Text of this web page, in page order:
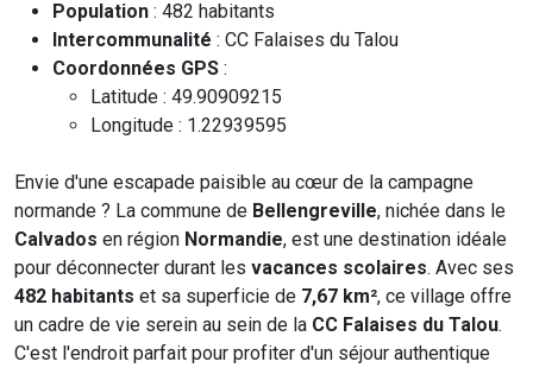
Population : 482 habitants
Intercommunalité : CC Falaises du Talou
Coordonnées GPS :
Latitude : 49.90909215
Longitude : 1.22939595
Envie d'une escapade paisible au cœur de la campagne
normande ? La commune de Bellengreville, nichée dans le
Calvados en région Normandie, est une destination idéale
pour déconnecter durant les vacances scolaires. Avec ses
482 habitants et sa superficie de 7,67 km², ce village offre
un cadre de vie serein au sein de la CC Falaises du Talou.
C'est l'endroit parfait pour profiter d'un séjour authentique